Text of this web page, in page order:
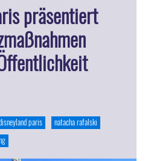
präsentiert
paris
natacha rafalski